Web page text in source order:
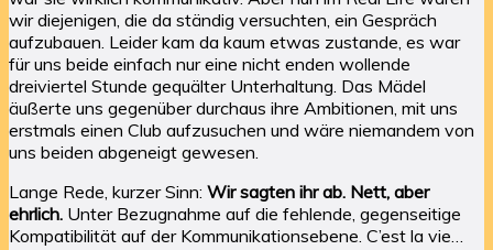
wir diejenigen, die da ständig versuchten, ein Gespräch
aufzubauen. Leider kam da kaum etwas zustande, es war
für uns beide einfach nur eine nicht enden wollende
dreiviertel Stunde gequälter Unterhaltung. Das Mädel
äußerte uns gegenüber durchaus ihre Ambitionen, mit uns
erstmals einen Club aufzusuchen und wäre niemandem von
uns beiden abgeneigt gewesen.
Lange Rede, kurzer Sinn: Wir sagten ihr ab. Nett, aber
ehrlich. Unter Bezugnahme auf die fehlende, gegenseitige
Kompatibilität auf der Kommunikationsebene. C’est la vie…